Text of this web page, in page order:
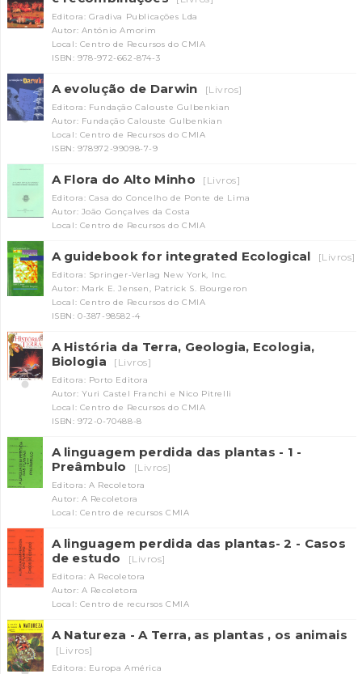
Editora: Gradiva Publicações Lda
Autor: António Amorim
Local: Centro de Recursos do CMIA
ISBN: 978-972-662-874-3
A evolução de Darwin [Livros]
Editora: Fundação Calouste Gulbenkian
Autor: Fundação Calouste Gulbenkian
Local: Centro de Recursos do CMIA
ISBN: 978972-99098-7-9
A Flora do Alto Minho [Livros]
Editora: Casa do Concelho de Ponte de Lima
Autor: João Gonçalves da Costa
Local: Centro de Recursos do CMIA
A guidebook for integrated Ecological [Livros]
Editora: Springer-Verlag New York, Inc.
Autor: Mark E. Jensen, Patrick S. Bourgeron
Local: Centro de Recursos do CMIA
ISBN: 0-387-98582-4
A História da Terra, Geologia, Ecologia,
Biologia
[Livros]
Editora: Porto Editora
Autor: Yuri Castel Franchi e Nico Pitrelli
Local: Centro de Recursos do CMIA
ISBN: 972-0-70488-8
A linguagem perdida das plantas - 1 -
Preâmbulo
[Livros]
Editora: A Recoletora
Autor: A Recoletora
Local: Centro de recursos CMIA
A linguagem perdida das plantas- 2 - Casos
de estudo
[Livros]
Editora: A Recoletora
Autor: A Recoletora
Local: Centro de recursos CMIA
A Natureza - A Terra, as plantas , os animais
[Livros]
Editora: Europa América